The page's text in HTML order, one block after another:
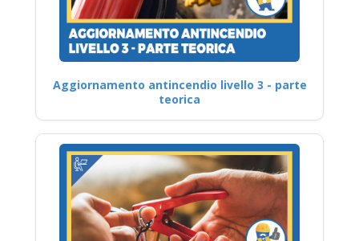
Aggiornamento antincendio livello 3 - parte
teorica